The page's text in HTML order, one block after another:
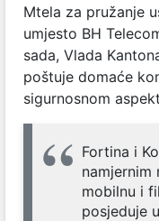
Mtela za pružanje
umjesto BH
sada, Vlada
poštuje domaće
sigurnosnom
Fortina i
namjernim
mobilnu i
posjeduje